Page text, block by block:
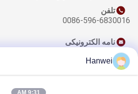
تلفن
0086-596-6830016
نامه الکترونیکی
sales@qzwfoods.com
Hanwei
9:31 AM